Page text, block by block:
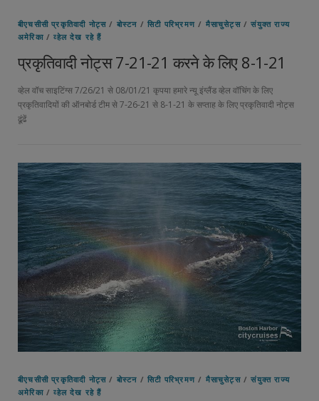
बीएचसीसी प्रकृतिवादी नोट्स / बोस्टन /सिटी परिभ्रमण / मैसाचुसेट्स/संयुक्त राज्य
अमेरिका/व्हेल देख रहे हैं
प्रकृतिवादी नोट्स 7-21-21 करने के लिए 8-1-21
व्हेल वॉच साइटिंग्स 7/26/21 से 08/01/21 कृपया हमारे न्यू इंग्लैंड व्हेल वॉचिंग के लिए
प्रकृतिवादियों की ऑनबोर्ड टीम से 7-26-21 से 8-1-21 के सप्ताह के लिए प्रकृतिवादी नोट्स
ढूंढें
बीएचसीसी प्रकृतिवादी नोट्स / बोस्टन /सिटी परिभ्रमण / मैसाचुसेट्स/संयुक्त राज्य
अमेरिका/व्हेल देख रहे हैं